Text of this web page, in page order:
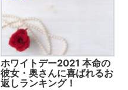
ホワイトデー2021 本命の
彼女・奥さんに喜ばれるお
返しランキング！